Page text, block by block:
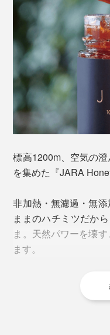
人工的なものから隔
い規定を設けている
では約120人の採蜜家
ない、希少なハチミツ
このJARAによるハ
遺産保護庁から無形
「WILDタイプ」は、
りの巣をそのままビ
熟成したハチミツが
固形のまま残っている
チミツの味わいを損
などと一緒に食べると
「NOBLEタイプ」は
ので、クリーミーな
化し、ビンの中で発
標高1200m、空気の
を集めた『JARA
非加熱・無濾過・無
ままのハチミツだか
ま。天然パワーを壊
ます。